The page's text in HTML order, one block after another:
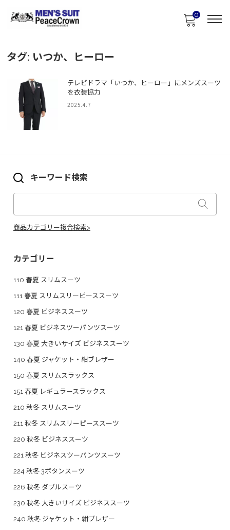
0
タグ: いつか、ヒーロー
テレビドラマ「いつか、ヒーロー」にメンズスーツ
を衣装協力
2025.4.7
キーワード検索
商品カテゴリー複合検索>
カテゴリー
110 春夏 スリムスーツ
111 春夏 スリムスリーピーススーツ
120 春夏 ビジネススーツ
121 春夏 ビジネスツーパンツスーツ
130 春夏 大きいサイズ ビジネススーツ
140 春夏 ジャケット・紺ブレザー
150 春夏 スリムスラックス
151 春夏 レギュラースラックス
210 秋冬 スリムスーツ
211 秋冬 スリムスリーピーススーツ
220 秋冬 ビジネススーツ
221 秋冬 ビジネスツーパンツスーツ
224 秋冬 3ボタンスーツ
226 秋冬 ダブルスーツ
230 秋冬 大きいサイズ ビジネススーツ
240 秋冬 ジャケット・紺ブレザー